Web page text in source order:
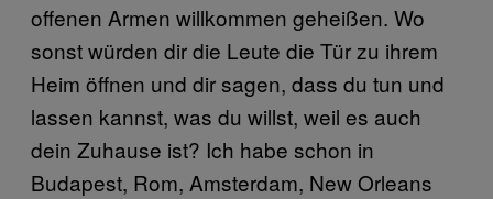
offenen Armen willkommen geheißen. Wo
sonst würden dir die Leute die Tür zu ihrem
Heim öffnen und dir sagen, dass du tun und
lassen kannst, was du willst, weil es auch
dein Zuhause ist? Ich habe schon in
Budapest, Rom, Amsterdam, New Orleans